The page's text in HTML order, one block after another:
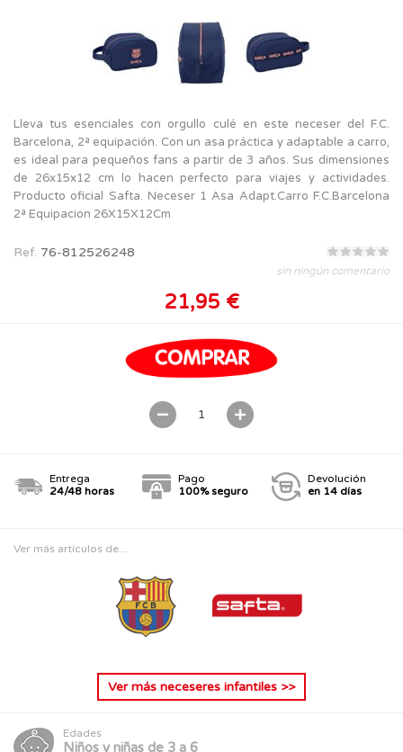
Lleva tus esenciales con orgullo culé en este neceser del F.C.
Barcelona, 2ª equipación. Con un asa práctica y adaptable a carro,
es ideal para pequeños fans a partir de 3 años. Sus dimensiones
de 26x15x12 cm lo hacen perfecto para viajes y actividades.
Producto oficial Safta. Neceser 1 Asa Adapt.Carro F.C.Barcelona
2ª Equipacion 26X15X12Cm
Ref. 76-812526248
sin ningún comentario
21,95 €
Entrega
24/48 horas
Pago
100% seguro
Devolución
en 14 días
Ver más artículos de...
Ver más neceseres infantiles >>
Edades
Niños y niñas de 3 a 6